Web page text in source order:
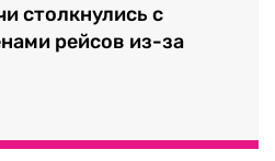
столкнулись с
рейсов из-за